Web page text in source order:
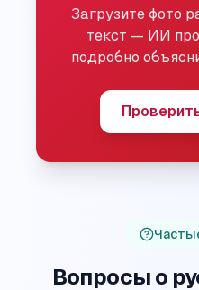
Загрузите фото
текст — ИИ
подробно
Вопросы о